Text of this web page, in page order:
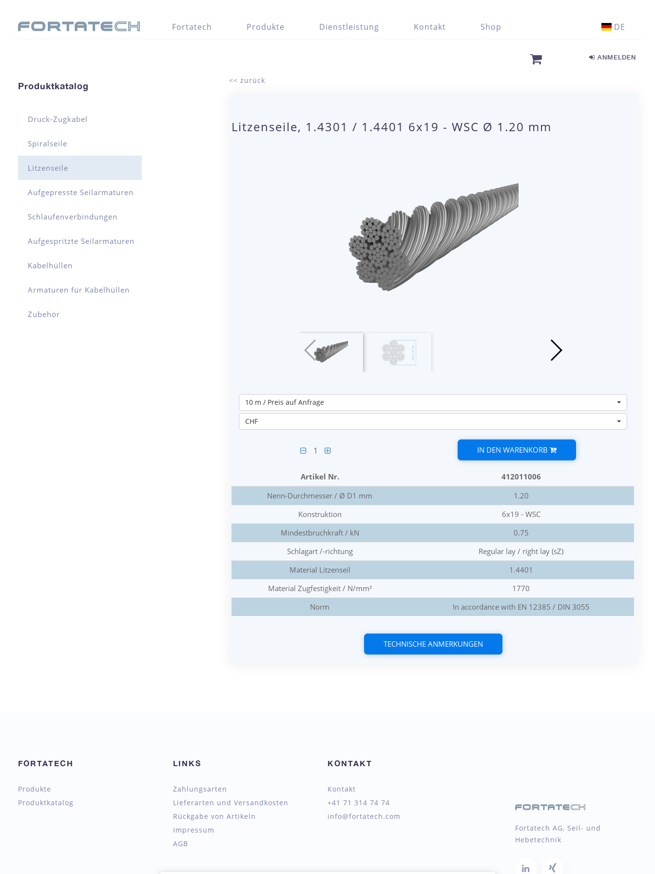
Fortatech Produkte Dienstleistung Kontakt Shop DE
ANMELDEN
Produktkatalog
Druck-Zugkabel
Spiralseile
Litzenseile
Aufgepresste Seilarmaturen
Schlaufenverbindungen
Aufgespritzte Seilarmaturen
Kabelhüllen
Armaturen für Kabelhüllen
Zubehör
<< zurück
Litzenseile, 1.4301 / 1.4401 6x19 - WSC Ø 1.20 mm
10 m / Preis auf Anfrage
CHF
1 IN DEN WARENKORB
Artikel Nr.
412011006
Nenn-Durchmesser / Ø D1 mm
1.20
Konstruktion
6x19 - WSC
Mindestbruchkraft / kN
0.75
Schlagart /-richtung
Regular lay / right lay (sZ)
Material Litzenseil
1.4401
Material Zugfestigkeit / N/mm²
1770
Norm
In accordance with EN 12385 / DIN 3055
TECHNISCHE ANMERKUNGEN
FORTATECH
Produkte
Produktkatalog
LINKS
Zahlungsarten
Lieferarten und Versandkosten
Rückgabe von Artikeln
Impressum
AGB
KONTAKT
Kontakt
+41 71 314 74 74
info@fortatech.com
Fortatech AG, Seil- und
Hebetechnik